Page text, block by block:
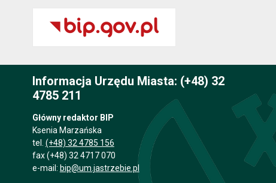
Informacja Urzędu Miasta: (+48) 32
4785 211
Główny redaktor BIP
Ksenia Marzańska
tel. (+48) 32 4785 156
fax (+48) 32 4717 070
e-mail: bip@um.jastrzebie.pl